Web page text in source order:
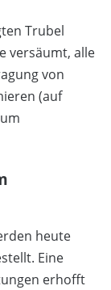
Trubel
versäumt, alle
von
(auf
heute
Eine
erhofft